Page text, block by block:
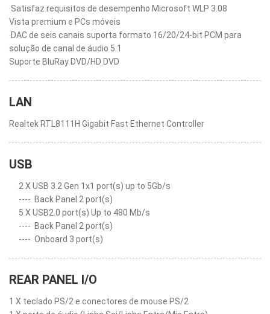
‧Satisfaz requisitos de desempenho Microsoft WLP 3.08
Vista premium e PCs móveis
‧DAC de seis canais suporta formato 16/20/24-bit PCM para
solução de canal de áudio 5.1
Suporte BluRay DVD/HD DVD
LAN
Realtek RTL8111H Gigabit Fast Ethernet Controller
USB
2 X USB 3.2 Gen 1x1 port(s) up to 5Gb/s
---- Back Panel 2 port(s)
5 X USB2.0 port(s) Up to 480 Mb/s
---- Back Panel 2 port(s)
---- Onboard 3 port(s)
REAR PANEL I/O
1 X teclado PS/2 e conectores de mouse PS/2